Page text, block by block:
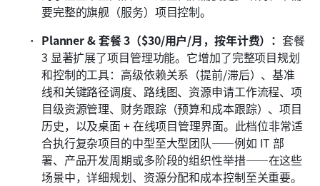
要完整的旗舰（服务）项目控制。
Planner & 套餐 3（$30/用户/月，按年计费）：套餐
3 显著扩展了项目管理功能。它增加了完整项目规划
和控制的工具：高级依赖关系（提前/滞后）、基准
线和关键路径调度、路线图、资源申请工作流程、项
目级资源管理、财务跟踪（预算和成本跟踪）、项目
历史，以及桌面 + 在线项目管理界面。此档位非常适
合执行复杂项目的中型至大型团队——例如 IT 部
署、产品开发周期或多阶段的组织性举措——在这些
场景中，详细规划、资源分配和成本控制至关重要。